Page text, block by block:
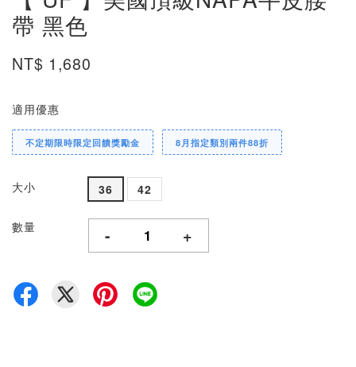
帶 黑色
NT$ 1,680
適用優惠
不定期限時限定回饋獎勵金 8月指定類別兩件88折
大小 36 42
數量 - +